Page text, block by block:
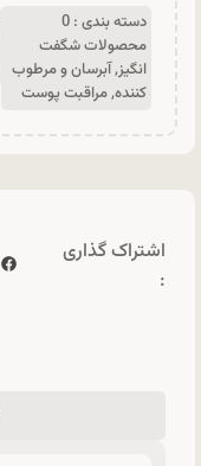
دسته بندی : 0
محصولات شگفت
انگیز,آبرسان و مرطوب
کننده,مراقبت پوست
اشتراک گذاری
: